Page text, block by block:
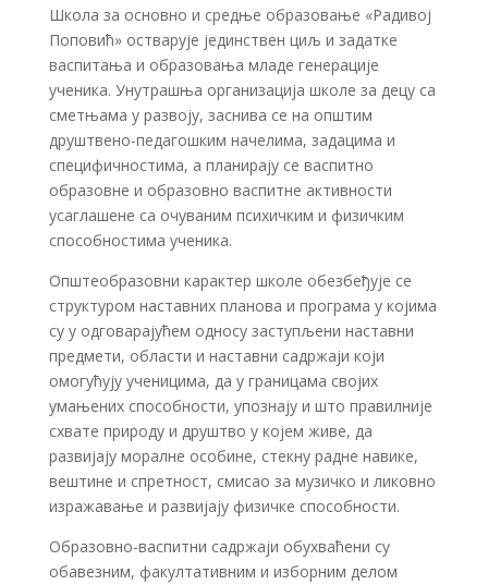
Школа за основно и средње образовање «Радивој
Поповић» остварује јединствен циљ и задатке
васпитања и образовања младе генерације
ученика. Унутрашња организација школе за децу са
сметњама у развоју, заснива се на општим
друштвено-педагошким начелима, задацима и
специфичностима, а планирају се васпитно
образовне и образовно васпитне активности
усаглашене са очуваним психичким и физичким
способностима ученика.
Општеобразовни карактер школе обезбеђује се
структуром наставних планова и програма у којима
су у одговарајућем односу заступљени наставни
предмети, области и наставни садржаји који
омогућују ученицима, да у границама својих
умањених способности, упознају и што правилније
схвате природу и друштво у којем живе, да
развијају моралне особине, стекну радне навике,
вештине и спретност, смисао за музичко и ликовно
изражавање и развијају физичке способности.
Образовно-васпитни садржаји обухваћени су
обавезним, факултативним и изборним делом